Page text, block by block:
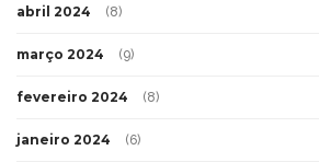
abril 2024 (8)
março 2024 (9)
fevereiro 2024 (8)
janeiro 2024 (6)